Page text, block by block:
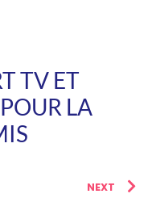
TV ET
LA
NEXT